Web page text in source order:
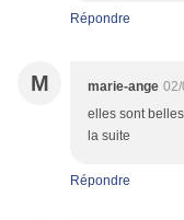
Répondre
M marie-ange
elles sont
la suite
Répondre